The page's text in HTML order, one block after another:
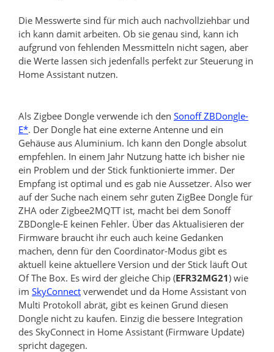
Die Messwerte sind für mich auch nachvollziehbar und
ich kann damit arbeiten. Ob sie genau sind, kann ich
aufgrund von fehlenden Messmitteln nicht sagen, aber
die Werte lassen sich jedenfalls perfekt zur Steuerung in
Home Assistant nutzen.
Als Zigbee Dongle verwende ich den Sonoff ZBDongle-
E*. Der Dongle hat eine externe Antenne und ein
Gehäuse aus Aluminium. Ich kann den Dongle absolut
empfehlen. In einem Jahr Nutzung hatte ich bisher nie
ein Problem und der Stick funktionierte immer. Der
Empfang ist optimal und es gab nie Aussetzer. Also wer
auf der Suche nach einem sehr guten ZigBee Dongle für
ZHA oder Zigbee2MQTT ist, macht bei dem Sonoff
ZBDongle-E keinen Fehler. Über das Aktualisieren der
Firmware braucht ihr euch auch keine Gedanken
machen, denn für den Coordinator-Modus gibt es
aktuell keine aktuellere Version und der Stick läuft Out
Of The Box. Es wird der gleiche Chip (EFR32MG21) wie
im SkyConnect verwendet und da Home Assistant von
Multi Protokoll abrät, gibt es keinen Grund diesen
Dongle nicht zu kaufen. Einzig die bessere Integration
des SkyConnect in Home Assistant (Firmware Update)
spricht dagegen.